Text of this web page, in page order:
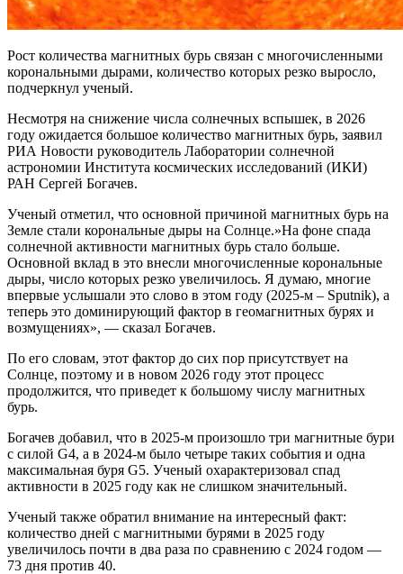
Рост количества магнитных бурь связан с многочисленными
корональными дырами, количество которых резко выросло,
подчеркнул ученый.
Несмотря на снижение числа солнечных вспышек, в 2026
году ожидается большое количество магнитных бурь, заявил
РИА Новости руководитель Лаборатории солнечной
астрономии Института космических исследований (ИКИ)
РАН Сергей Богачев.
Ученый отметил, что основной причиной магнитных бурь на
Земле стали корональные дыры на Солнце.»На фоне спада
солнечной активности магнитных бурь стало больше.
Основной вклад в это внесли многочисленные корональные
дыры, число которых резко увеличилось. Я думаю, многие
впервые услышали это слово в этом году (2025-м – Sputnik), а
теперь это доминирующий фактор в геомагнитных бурях и
возмущениях», — сказал Богачев.
По его словам, этот фактор до сих пор присутствует на
Солнце, поэтому и в новом 2026 году этот процесс
продолжится, что приведет к большому числу магнитных
бурь.
Богачев добавил, что в 2025-м произошло три магнитные бури
с силой G4, а в 2024-м было четыре таких события и одна
максимальная буря G5. Ученый охарактеризовал спад
активности в 2025 году как не слишком значительный.
Ученый также обратил внимание на интересный факт:
количество дней с магнитными бурями в 2025 году
увеличилось почти в два раза по сравнению с 2024 годом —
73 дня против 40.